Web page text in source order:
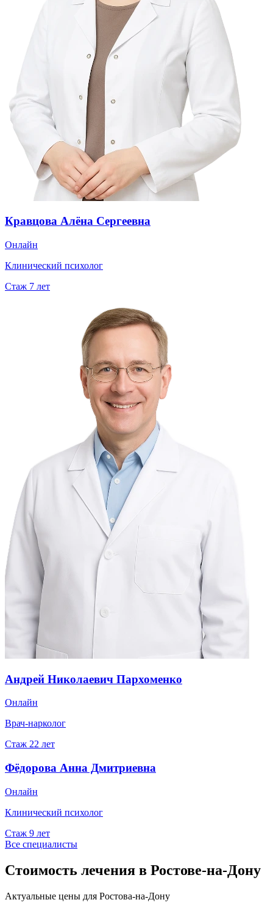
Кравцова Алёна Сергеевна
Онлайн
Клинический психолог
Стаж 7 лет
Андрей Николаевич Пархоменко
Онлайн
Врач-нарколог
Стаж 22 лет
Фёдорова Анна Дмитриевна
Онлайн
Клинический психолог
Стаж 9 лет
Все специалисты
Стоимость лечения в Ростове-на-Дону
Актуальные цены для Ростова-на-Дону